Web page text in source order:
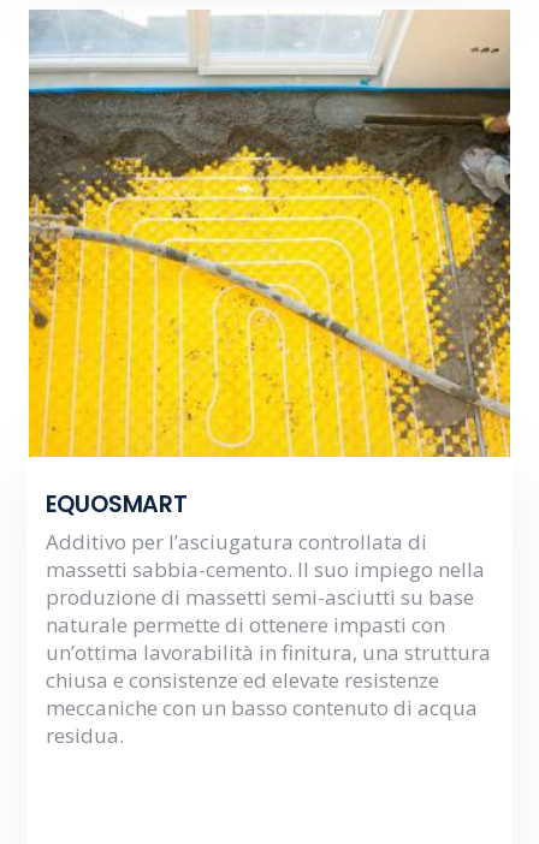
EQUOSMART
Additivo per l’asciugatura controllata di
massetti sabbia-cemento. Il suo impiego nella
produzione di massetti semi-asciutti su base
naturale permette di ottenere impasti con
un’ottima lavorabilità in finitura, una struttura
chiusa e consistenze ed elevate resistenze
meccaniche con un basso contenuto di acqua
residua.